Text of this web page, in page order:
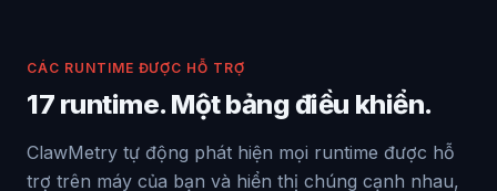
CÁC RUNTIME ĐƯỢC HỖ TRỢ
17 runtime. Một bảng điều khiển.
ClawMetry tự động phát hiện mọi runtime được hỗ
trợ trên máy của bạn và hiển thị chúng cạnh nhau,